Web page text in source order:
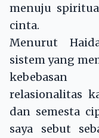
menuju
cinta.
Menurut
sistem yang
kebebasan
relasionalitas
dan semesta
saya sebut